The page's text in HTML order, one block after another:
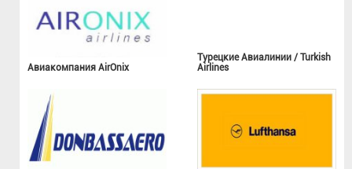
Авиакомпания AirOnix
Турецкие Авиалинии / Turkish
Airlines